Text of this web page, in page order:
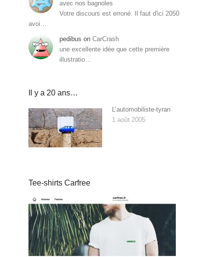
avec nos bagnoles
Votre discours est erroné. Il faut d'ici 2050
avoi…
pedibus on CarCrash
une excellente idée que cette première
illustratio…
Il y a 20 ans…
L’automobiliste-tyran
1 août 2005
Tee-shirts Carfree